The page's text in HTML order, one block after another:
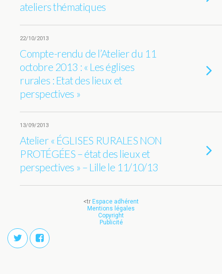
ateliers thématiques
22/10/2013
Compte-rendu de l’Atelier du 11
octobre 2013 : « Les églises
rurales : Etat des lieux et
perspectives »
13/09/2013
Atelier « ÉGLISES RURALES NON
PROTÉGÉES – état des lieux et
perspectives » – Lille le 11/10/13
<tr Espace adhérent
Mentions légales
Copyright
Publicité